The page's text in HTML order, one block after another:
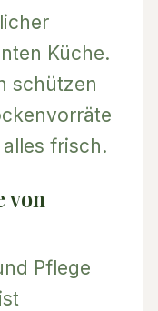
Küche.
schützen
frisch.
von
Pflege